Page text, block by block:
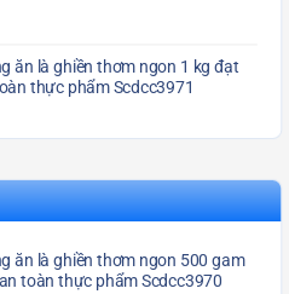
ăn là ghiền thơm ngon 1 kg đạt
thực phẩm Scdcc3971
ăn là ghiền thơm ngon 500 gam
toàn thực phẩm Scdcc3970